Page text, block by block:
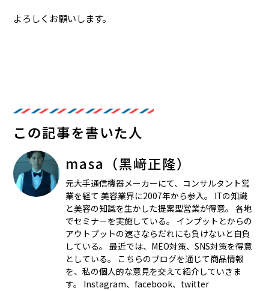
よろしくお願いします。
この記事を書いた人
masa（黑﨑正隆）
元大手通信機器メーカーにて、コンサルタント営
業を経て 美容業界に2007年から参入。 ITの知識
と美容の知識を生かした提案型営業が得意。 各地
でセミナーを実施している。 インプットとからの
アウトプットの速さならだれにも負けないと自負
している。 最近では、MEO対策、SNS対策を得意
としている。 こちらのブログを通じて商品情報
を、私の個人的な意見を交えて紹介していきま
す。 Instagram、facebook、twitter